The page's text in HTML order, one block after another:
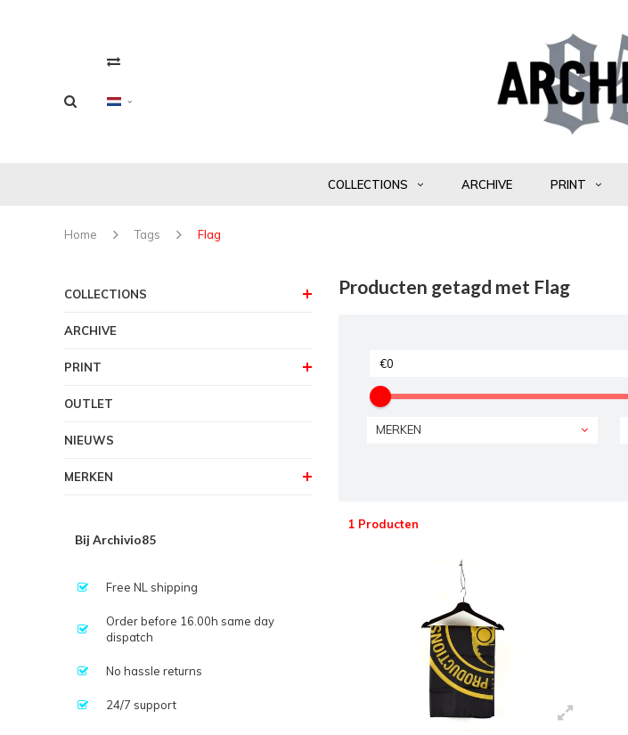
COLLECTIONS ARCHIVE PRINT
Home Tags Flag
COLLECTIONS
ARCHIVE
PRINT
OUTLET
NIEUWS
MERKEN
Bij Archivio85
Free NL shipping
Order before 16.00h same day
dispatch
No hassle returns
24/7 support
Producten getagd met Flag
MERKEN
1 Producten